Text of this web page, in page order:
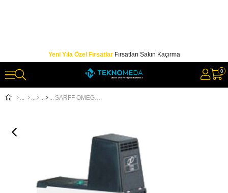
Yeni Yıla Özel FırsatlarFırsatları Sakın Kaçırma
0
SARFF OMEGA TEL DİKİŞ MAKİNESİ (TEKLİ)